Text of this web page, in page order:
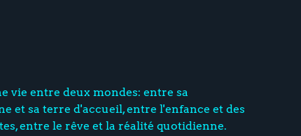
vie entre deux mondes: entre sa
et sa terre d'accueil, entre l'enfance et des
entre le rêve et la réalité quotidienne.